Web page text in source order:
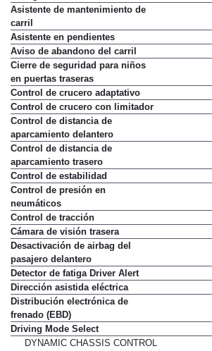
emergencia
Asistente de mantenimiento de
carril
Asistente en pendientes
Aviso de abandono del carril
Cierre de seguridad para niños
en puertas traseras
Control de crucero adaptativo
Control de crucero con limitador
Control de distancia de
aparcamiento delantero
Control de distancia de
aparcamiento trasero
Control de estabilidad
Control de presión en
neumáticos
Control de tracción
Cámara de visión trasera
Desactivación de airbag del
pasajero delantero
Detector de fatiga Driver Alert
Dirección asistida eléctrica
Distribución electrónica de
frenado (EBD)
Driving Mode Select